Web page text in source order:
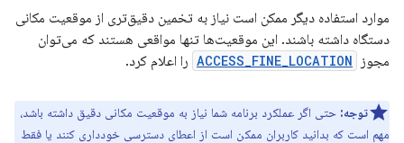
موارد استفاده دیگر ممکن است نیاز به تخمین دقیق‌تری از موقعیت مکانی
دستگاه داشته باشند. این موقعیت‌ها تنها مواقعی هستند که می‌توان
مجوز
ACCESS_FINE_LOCATION را اعلام کرد.
توجه: حتی اگر عملکرد برنامه شما نیاز به موقعیت مکانی دقیق داشته باشد،
مهم است که بدانید کاربران ممکن است از اعطای دسترسی خودداری کنند یا فقط